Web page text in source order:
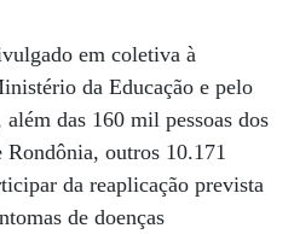
em coletiva à
da Educação e pelo
das 160 mil pessoas dos
Rondônia, outros 10.171
da reaplicação prevista
de doenças